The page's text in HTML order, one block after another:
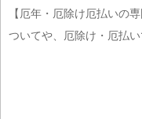
【厄年・厄除け厄払いの
ついてや、厄除け・厄払